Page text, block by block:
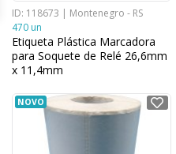
ID: 118673 | Montenegro - RS
470 un
Etiqueta Plástica Marcadora
para Soquete de Relé 26,6mm
x 11,4mm
NOVO